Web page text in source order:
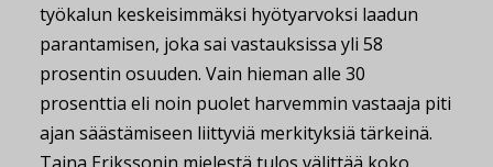
työkalun keskeisimmäksi hyötyarvoksi laadun
parantamisen, joka sai vastauksissa yli 58
prosentin osuuden. Vain hieman alle 30
prosenttia eli noin puolet harvemmin vastaaja piti
ajan säästämiseen liittyviä merkityksiä tärkeinä.